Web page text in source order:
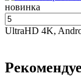
новинка
UltraHD 4K,